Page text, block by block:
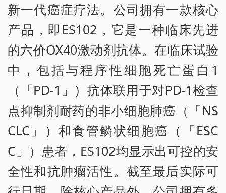
新一代癌症疗法。公司拥有一款核心
产品，即ES102，它是一种临床先进
的六价OX40激动剂抗体。在临床试验
中，包括与程序性细胞死亡蛋白1
（「PD-1」）抗体联用于对PD-1检查
点抑制剂耐药的非小细胞肺癌（「NS
CLC」）和食管鳞状细胞癌（「ESC
C」）患者，ES102均显示出可控的安
全性和抗肿瘤活性。截至最后实际可